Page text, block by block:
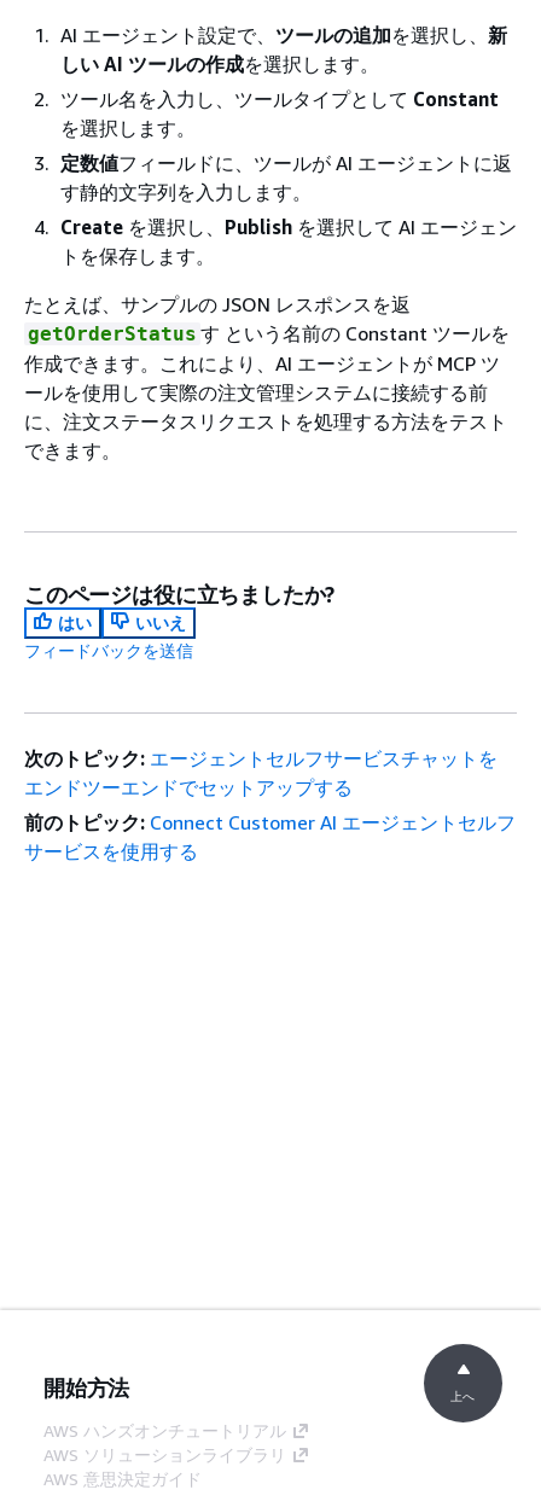
AI エージェント設定で、 ツールの追加を選択し、 新
しい AI ツールの作成を選択します。
ツール名を入力し、ツールタイプとして Constant
を選択します。
定数値フィールドに、ツールが AI エージェントに返
す静的文字列を入力します。
Create を選択し、 Publish を選択して AI エージェン
トを保存します。
たとえば、サンプルの JSON レスポンスを返
getOrderStatus す という名前の Constant ツールを
作成できます。これにより、AI エージェントが MCP ツ
ールを使用して実際の注文管理システムに接続する前
に、注文ステータスリクエストを処理する方法をテスト
できます。
このページは役に立ちましたか?
はい
いいえ
フィードバックを送信
次のトピック: エージェントセルフサービスチャットを
エンドツーエンドでセットアップする
前のトピック: Connect Customer AI エージェントセルフ
サービスを使用する
開始方法
AWS ハンズオンチュートリアル
AWS ソリューションライブラリ
AWS 意思決定ガイド
上へ